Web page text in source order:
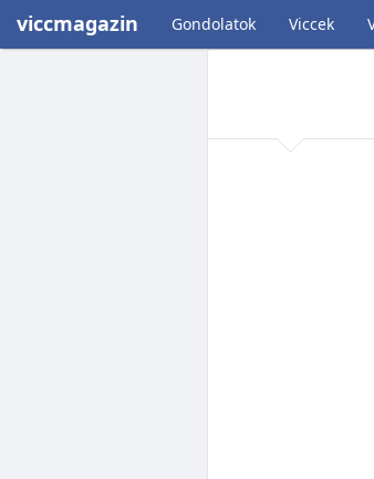
viccmagazin Gondolatok Viccek